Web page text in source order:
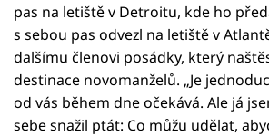
pas na letiště v Detroitu, kde ho
s sebou pas odvezl na letiště v
dalšímu členovi posádky, který
destinace novomanželů. „Je
od vás během dne očekává. Ale já
sebe snažil ptát: Co můžu udělat,